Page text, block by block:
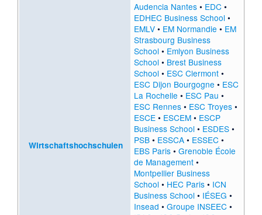
Wirtschaftshochschulen
Audencia Nantes• EDC•
EDHEC Business School •
EMLV• EM Normandie • EM
Strasbourg Business
School • Emlyon Business
School • Brest Business
School • ESC Clermont•
ESC Dijon Bourgogne • ESC
La Rochelle • ESC Pau •
ESC Rennes• ESC Troyes•
ESCE• ESCEM• ESCP
Business School • ESDES•
PSB• ESSCA• ESSEC•
EBS Paris• Grenoble École
de Management•
Montpellier Business
School • HEC Paris• ICN
Business School • IÉSEG •
Insead • Groupe INSEEC•